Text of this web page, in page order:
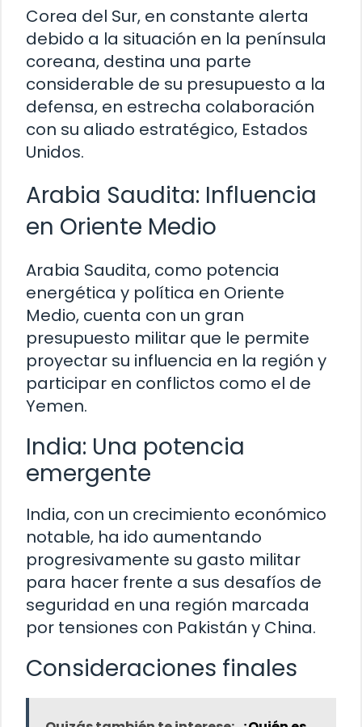
Corea del Sur, en constante alerta
debido a la situación en la península
coreana, destina una parte
considerable de su presupuesto a la
defensa, en estrecha colaboración
con su aliado estratégico, Estados
Unidos.
Arabia Saudita: Influencia
en Oriente Medio
Arabia Saudita, como potencia
energética y política en Oriente
Medio, cuenta con un gran
presupuesto militar que le permite
proyectar su influencia en la región y
participar en conflictos como el de
Yemen.
India: Una potencia
emergente
India, con un crecimiento económico
notable, ha ido aumentando
progresivamente su gasto militar
para hacer frente a sus desafíos de
seguridad en una región marcada
por tensiones con Pakistán y China.
Consideraciones finales